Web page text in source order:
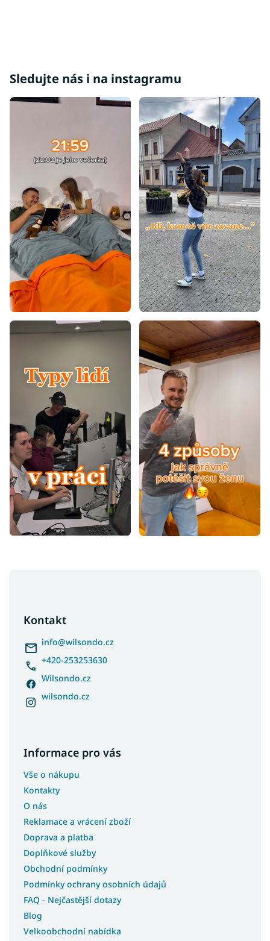
Sledujte nás i na instagramu
Kontakt
info@wilsondo.cz
+420-253253630
Wilsondo.cz
wilsondo.cz
Informace pro vás
Vše o nákupu
Kontakty
O nás
Reklamace a vrácení zboží
Doprava a platba
Doplňkové služby
Obchodní podmínky
Podmínky ochrany osobních údajů
FAQ - Nejčastější dotazy
Blog
Velkoobchodní nabídka